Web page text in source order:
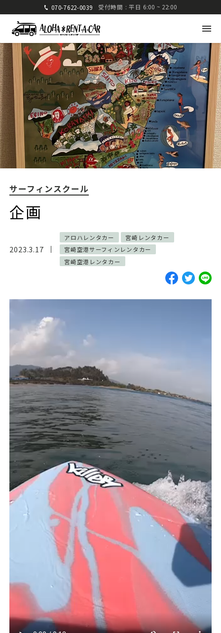
070-7622-0039 受付時間 : 平日 6:00 ~ 22:00
サーフィンスクール
企画
2023.3.17
アロハレンタカー
宮崎レンタカー
宮崎空港サーフィンレンタカー
宮崎空港レンタカー
アロハレンタカー
〒880-0824 宮崎県宮崎市大島町高崎416-1
九州運輸局宮崎運輸支局 認可 第285号
TEL: 070-7622-0039
FAX: 0985-25-2832
車種・料金
お電話で問い合わせ
写真サービス
INFORMATION
プライバシーポリシー
SNS